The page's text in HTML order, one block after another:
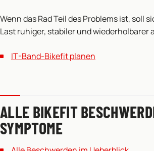
Wenn das Rad Teil des Problems ist, soll
Last ruhiger, stabiler und wiederholbarer
IT-Band-Bikefit planen
ALLE BIKEFIT
SYMPTOME